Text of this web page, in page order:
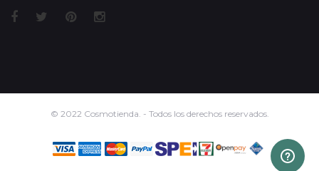
© 2022 Cosmotienda. - Todos los derechos reservados.